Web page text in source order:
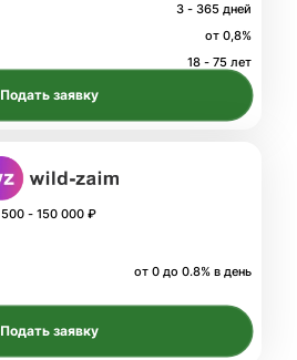
3 - 365 дней
от 0,8%
18 - 75 лет
Подать заявку
500 - 150 000 ₽
от 0 до 0.8% в день
Подать заявку